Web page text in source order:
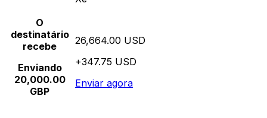
O
destinatário
recebe
Enviando
20,000.00
GBP
26,664.00 USD
+347.75 USD
Enviar agora